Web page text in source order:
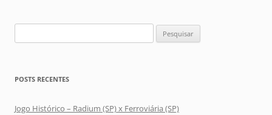
por:
POSTS RECENTES
Jogo Histórico – Radium (SP) x Ferroviária (SP)